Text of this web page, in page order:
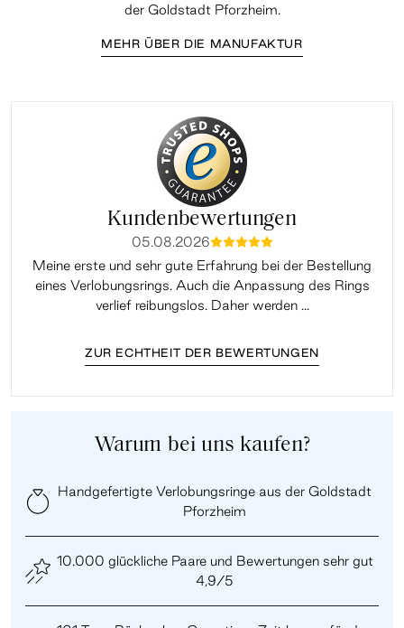
der Goldstadt Pforzheim.
MEHR ÜBER DIE MANUFAKTUR
Kundenbewertungen
05.08.2026mmmmm
Meine erste und sehr gute Erfahrung bei der Bestellung
eines Verlobungsrings. Auch die Anpassung des Rings
verlief reibungslos. Daher werden ...
ZUR ECHTHEIT DER BEWERTUNGEN
Warum bei uns kaufen?
Handgefertigte Verlobungsringe aus der Goldstadt
Pforzheim
10.000 glückliche Paare und Bewertungen sehr gut
4,9/5